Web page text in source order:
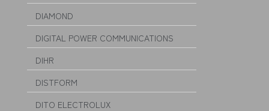
DIAMOND
DIGITAL POWER COMMUNICATIONS
DIHR
DISTFORM
DITO ELECTROLUX